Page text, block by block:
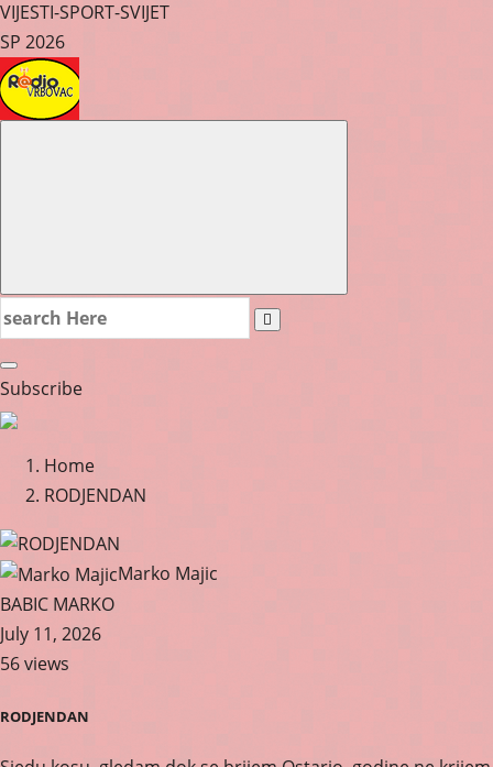
VIJESTI-SPORT-SVIJET
SP 2026
Search
for:
Subscribe
Home
RODJENDAN
Marko Majic
BABIC MARKO
July 11, 2026
56 views
RODJENDAN